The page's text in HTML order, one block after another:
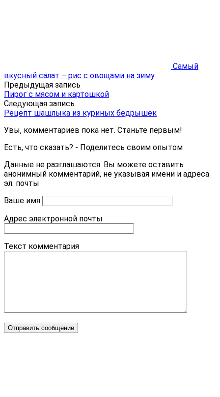
Самый
вкусный салат – рис с овощами на зиму
Предыдущая запись
Пирог с мясом и картошкой
Следующая запись
Рецепт шашлыка из куриных бедрышек
Увы, комментариев пока нет. Станьте первым!
Есть, что сказать? - Поделитесь своим опытом
Данные не разглашаются. Вы можете оставить
анонимный комментарий, не указывая имени и адреса
эл. почты
Ваше имя
Адрес электронной почты
Текст комментария